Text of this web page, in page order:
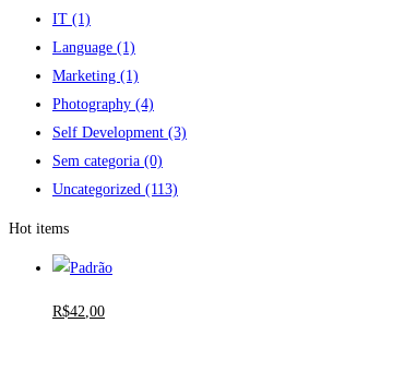
IT (1)
Language (1)
Marketing (1)
Photography (4)
Self Development (3)
Sem categoria (0)
Uncategorized (113)
Hot items
R$42,00